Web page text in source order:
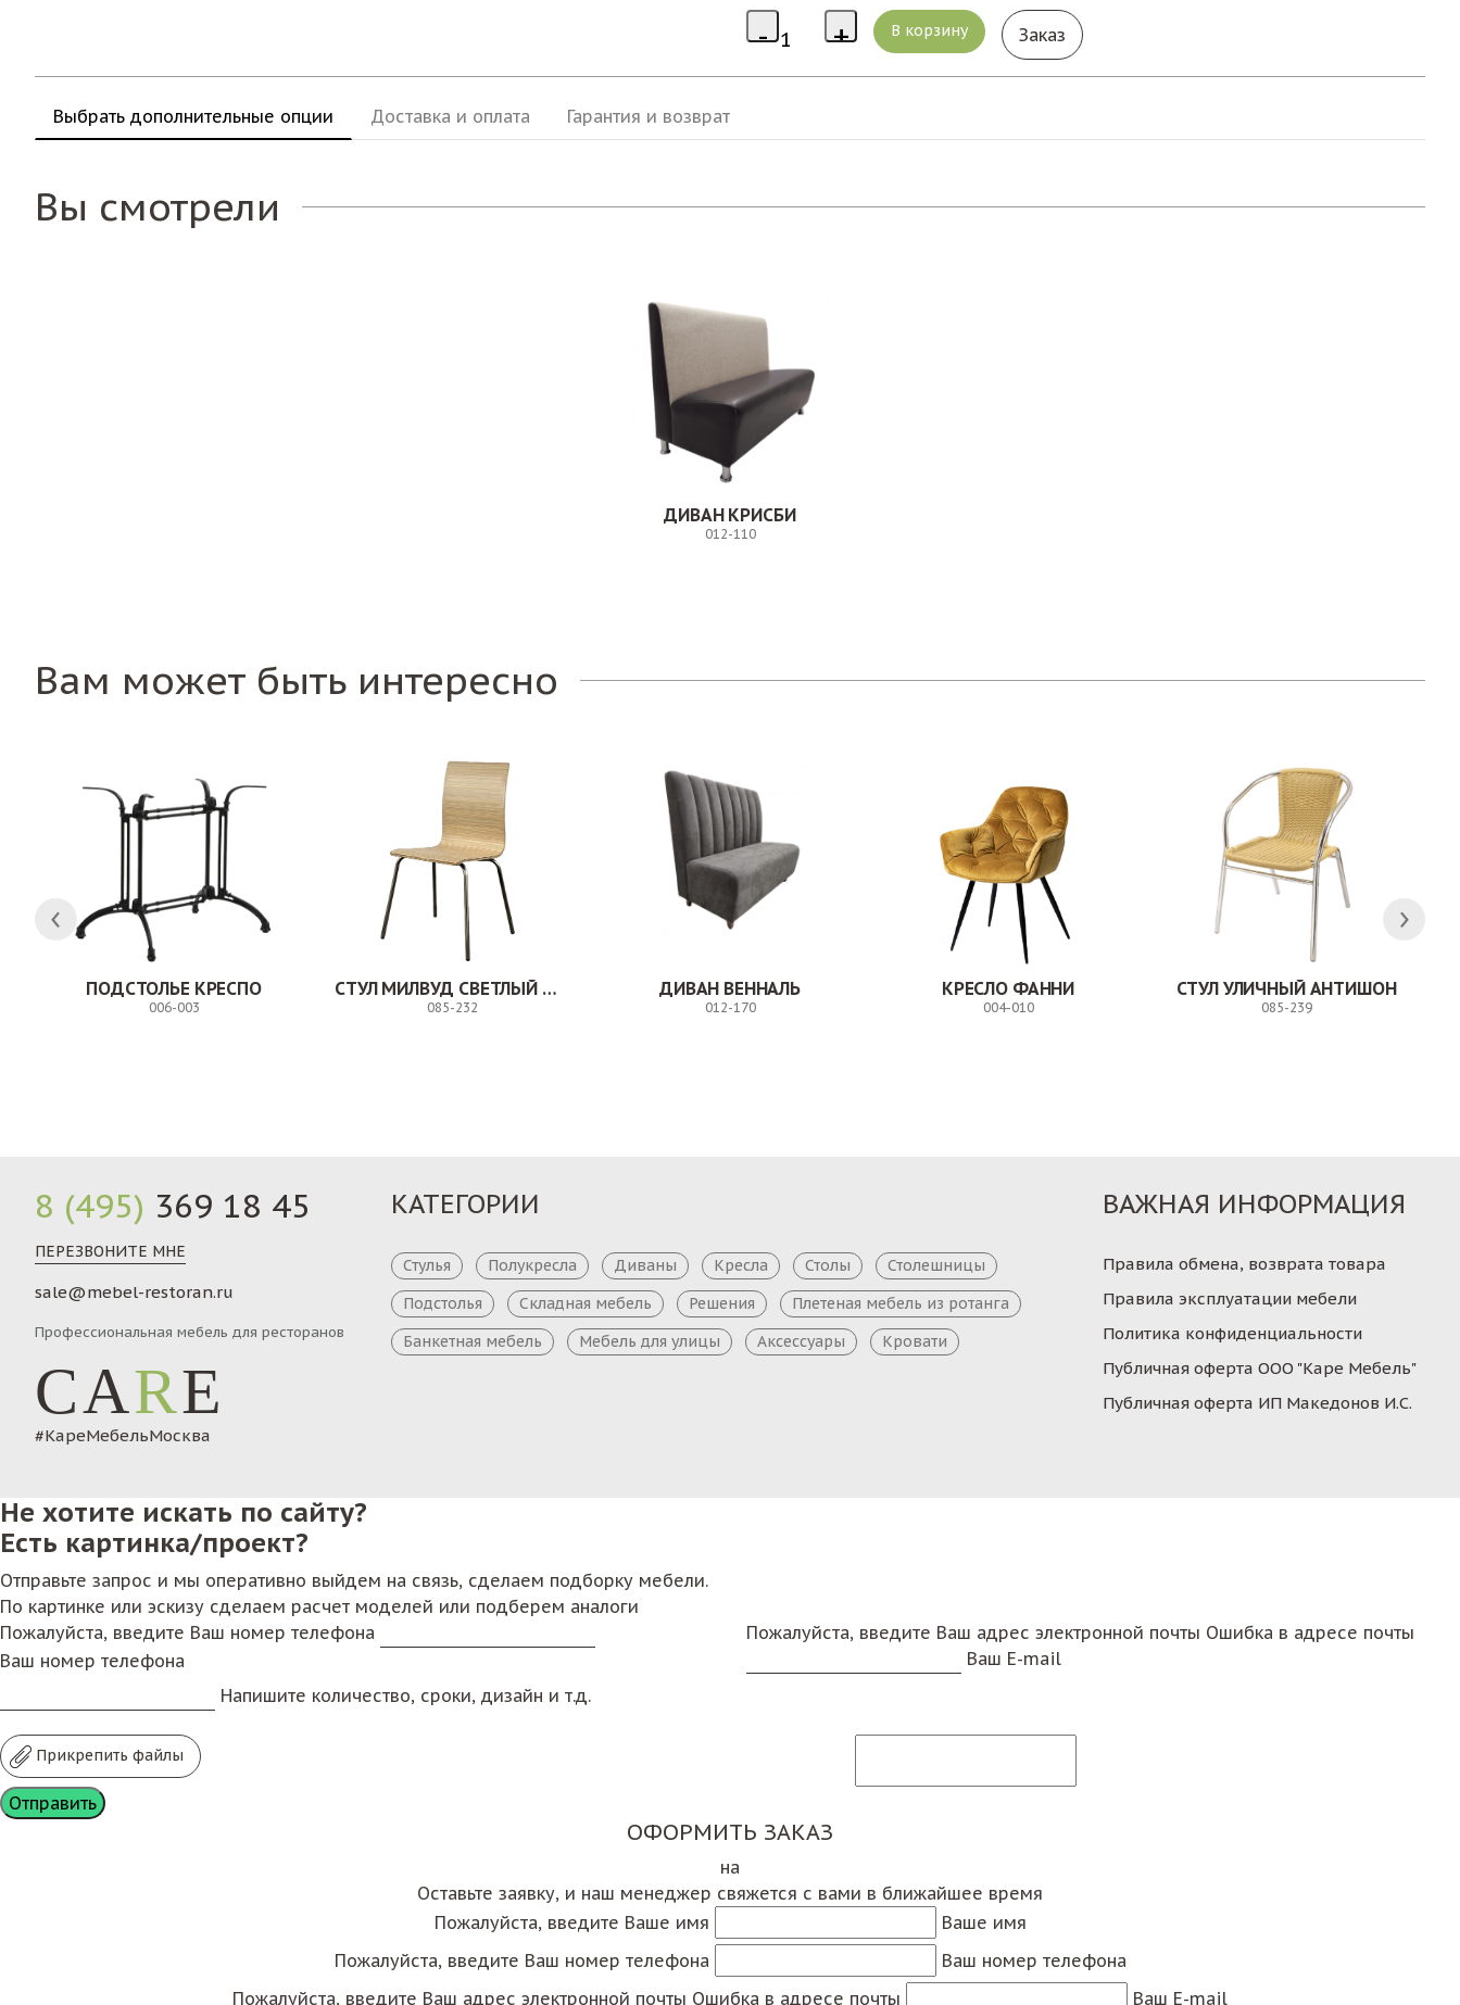
Заказ
Выбрать дополнительные опции Доставка и оплата Гарантия и возврат
Вы смотрели
ДИВАН КРИСБИ
012-110
Вам может быть интересно
ПОДСТОЛЬЕ КРЕСПО
006-003
СТУЛ МИЛВУД СВЕТЛЫЙ ШЕЛК
085-232
ДИВАН ВЕННАЛЬ
012-170
КРЕСЛО ФАННИ
004-010
СТУЛ УЛИЧНЫЙ АНТИШОН
085-239
8 (495) 369 18 45
ПЕРЕЗВОНИТЕ МНЕ
sale@mebel-restoran.ru
Профессиональная мебель для ресторанов
CARE
#КареМебельМосква
КАТЕГОРИИ
Стулья Полукресла Диваны Кресла Столы
Столешницы
Подстолья
Складная мебель Решения
Плетеная мебель из ротанга
Банкетная мебель
Мебель для улицы Аксессуары Кровати
ВАЖНАЯ ИНФОРМАЦИЯ
Правила обмена, возврата товара
Правила эксплуатации мебели
Политика конфиденциальности
Публичная оферта ООО "Каре Мебель"
Публичная оферта ИП Македонов И.С.
Не хотите искать по сайту?
Есть картинка/проект?
Отправьте запрос и мы оперативно выйдем на связь, сделаем подборку мебели.
По картинке или эскизу сделаем расчет моделей или подберем аналоги
Пожалуйста, введите Ваш номер телефона
Ваш номер телефона
Пожалуйста, введите Ваш адрес электронной почты Ошибка в адресе почты
Ваш E-mail
Напишите количество, сроки, дизайн и т.д.
Прикрепить файлы
ОФОРМИТЬ ЗАКАЗ
на
Оставьте заявку, и наш менеджер свяжется с вами в ближайшее время
Пожалуйста, введите Ваше имя
Ваше имя
Пожалуйста, введите Ваш номер телефона
Ваш номер телефона
Пожалуйста, введите Ваш адрес электронной почты Ошибка в адресе почты Ваш E-mail